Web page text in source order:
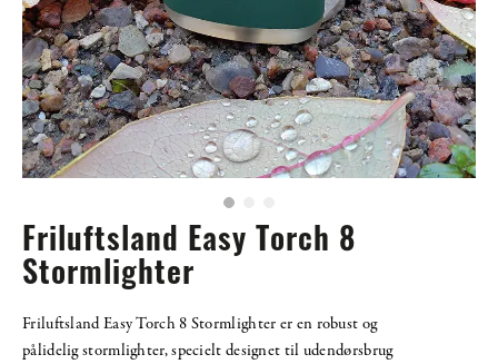
Friluftsland Easy Torch 8
Stormlighter
Friluftsland Easy Torch 8 Stormlighter er en robust og
pålidelig stormlighter, specielt designet til udendørsbrug